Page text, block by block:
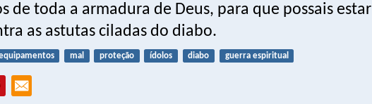
de toda a armadura de Deus, para que possais estar
as astutas ciladas do diabo.
mal proteção ídolos diabo guerra espiritual